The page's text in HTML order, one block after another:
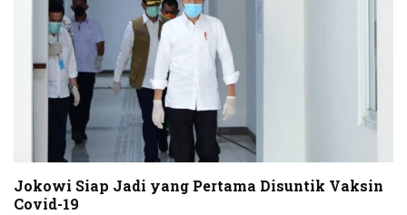
Jokowi Siap Jadi yang Pertama Disuntik Vaksin
Covid-19